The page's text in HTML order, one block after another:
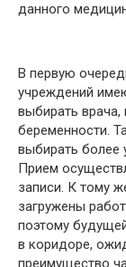
данного
В первую
учреждений
выбирать
беременности.
выбирать более
Прием
записи. К тому
загружены
поэтому
в коридоре,
преимущество